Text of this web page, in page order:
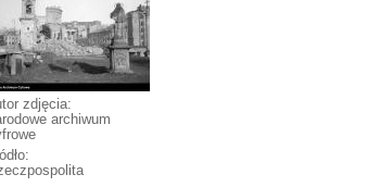
zdjęcia:
archiwum